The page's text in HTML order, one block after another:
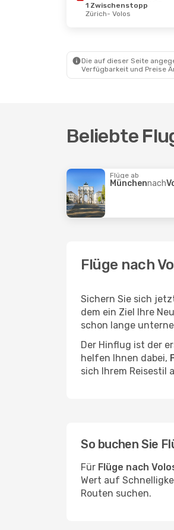
1 Zwischenstopp
Zürich- Volos
Die auf dieser Seite
Verfügbarkeit und Preise
Beliebte
Flüge ab
Münchennach
Flüge nach
Sichern Sie sich
dem ein Ziel Ihre
schon lange
Der Hinflug ist der
helfen Ihnen dabei,
sich Ihrem Reisestil
So buchen Sie
Für Flüge nach
Wert auf
Routen suchen.